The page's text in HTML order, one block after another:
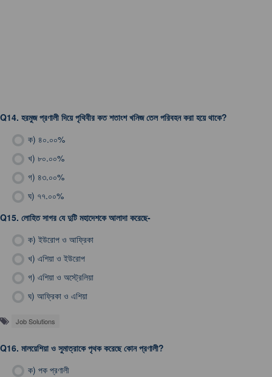
Q14. হরমুজ প্রণালী দিয়ে পৃথিবীর কত শতাংশ খনিজ তেল পরিবহন করা হয়ে থাকে?
ক) ৪০.০০%
খ) ৮০.০০%
গ) ৪৩.০০%
ঘ) ৭৭.০০%
Q15. লোহিত সাগর যে দুটি মহাদেশকে আলাদা করেছে-
ক) ইউরোপ ও আফ্রিকা
খ) এশিয়া ও ইউরোপ
গ) এশিয়া ও অস্ট্রেলিয়া
ঘ) আফ্রিকা ও এশিয়া
Job Solutions
Q16. মালয়েশিয়া ও সুমাত্রাকে পৃথক করেছে কোন প্রণালী?
ক) পক প্রণালী